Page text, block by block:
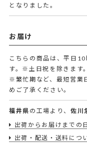
となりました。
お届け
こちらの商品は、平日
す。 ※土日祝を除きます。
※繁忙期など、最短営業
めご了承ください。
福井県 の工場より、佐川
出荷からお届けまでの
出荷・配送・送料につ